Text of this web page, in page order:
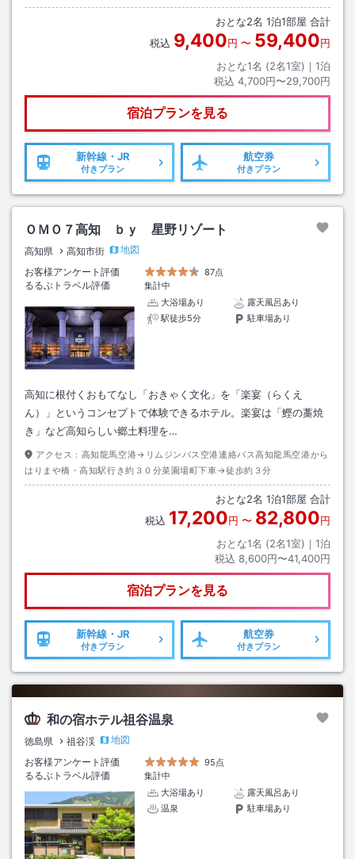
おとな2名 1泊1部屋 合計
税込 9,400円 〜 59,400円
おとな1名 (2名1室)｜ 1泊
税込 4,700円〜29,700円
宿泊プランを見る
新幹線・JR
付きプラン
航空券
付きプラン
ＯＭＯ７高知 ｂｙ 星野リゾート
高知県 高知市街
地図
お客様アンケート評価
87点
るるぶトラベル評価
集計中
大浴場あり
露天風呂あり
駅徒歩5分
駐車場あり
高知に根付くおもてなし「おきゃく文化」を「楽宴（らくえ
ん）」というコンセプトで体験できるホテル。楽宴は「鰹の藁焼
き」など高知らしい郷土料理を…
アクセス： 高知龍馬空港→リムジンバス空港連絡バス高知龍馬空港から
はりまや橋・高知駅行き約３０分菜園場町下車→徒歩約３分
おとな2名 1泊1部屋 合計
税込 17,200円 〜 82,800円
おとな1名 (2名1室)｜ 1泊
税込 8,600円〜41,400円
宿泊プランを見る
新幹線・JR
付きプラン
航空券
付きプラン
和の宿ホテル祖谷温泉
徳島県 祖谷渓
地図
お客様アンケート評価
95点
るるぶトラベル評価
集計中
大浴場あり
露天風呂あり
温泉
駐車場あり